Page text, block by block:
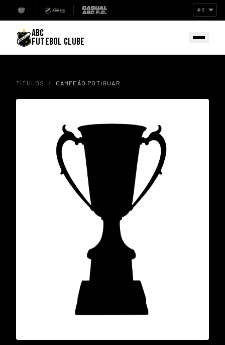
ABC
FUTEBOL CLUBE
TÍTULOS / CAMPEÃO POTIGUAR